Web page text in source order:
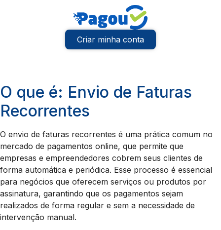
Criar minha conta
O que é: Envio de Faturas
Recorrentes
O envio de faturas recorrentes é uma prática comum no
mercado de pagamentos online, que permite que
empresas e empreendedores cobrem seus clientes de
forma automática e periódica. Esse processo é essencial
para negócios que oferecem serviços ou produtos por
assinatura, garantindo que os pagamentos sejam
realizados de forma regular e sem a necessidade de
intervenção manual.